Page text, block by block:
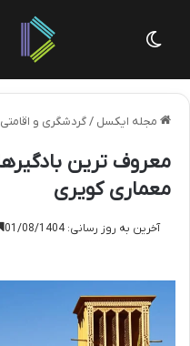
مجله ایکسل /گردشگری و اقامتی
معماری کویری
آخرین به روز رسانی: 01/08/1404